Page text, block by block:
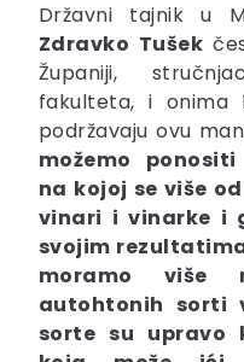
Državni tajnik u
Zdravko Tušek
Županiji,
fakulteta, i onima
podržavaju ovu
možemo
na kojoj se više
vinari i vinarke i
svojim
moramo više
autohtonih sorti
sorte su upravo